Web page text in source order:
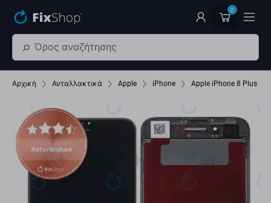
0
Αρχική Ανταλλακτικά Apple iPhone Apple iPhone 8 Plus